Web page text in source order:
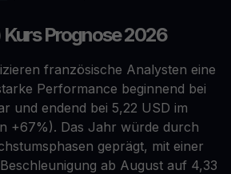
Kurs Prognose 2026
französische Analysten eine
Performance beginnend bei
und endend bei 5,22 USD im
+67%). Das Jahr würde durch
geprägt, mit einer
ab August auf 4,33